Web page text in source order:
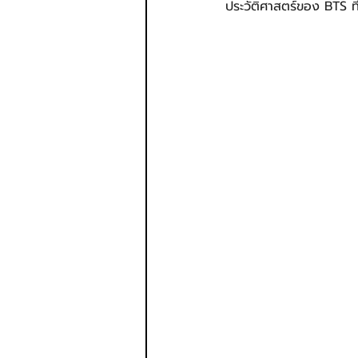
ประวัติศาสตร์ของ BTS